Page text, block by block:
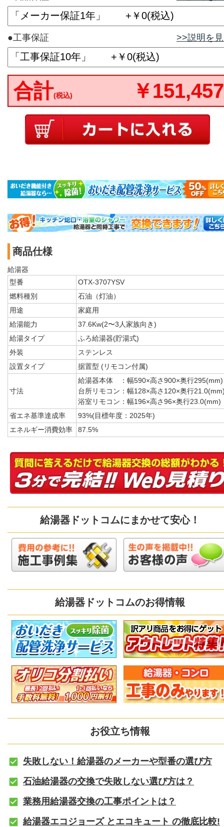
●工事保証 >>説明を
合計(税込) ￥151,457
商品仕様
給湯器
型番
OTX-3707YSV
燃料種別
石油（灯油）
用途
家庭用
給湯能力
37.6Kw(2〜3人家族向き)
給湯タイプ
ふろ給湯器(貯湯式)
外装
ステンレス
設置タイプ
据置型 (リモコン付属)
寸法
給湯器本体 ：幅590×高さ900×奥行295(mm)
台所リモコン：幅128×高さ120×奥行
浴室リモコン：幅196×高さ96×奥行23.0(mm)
省エネ基準達成率
93%(目標年度：2025年)
エネルギー消費効率
87.5%
給湯器ドットコムにまかせて安心！
給湯器ドットコムのお得情報
お役立ち情報
失敗しない！給湯器のメーカーや型番の選び方
石油給湯器の交換で失敗しない選び方は？
業務用給湯器交換の工事ポイントは？
給湯器エコジョーズ とエコキュート の徹底比較!